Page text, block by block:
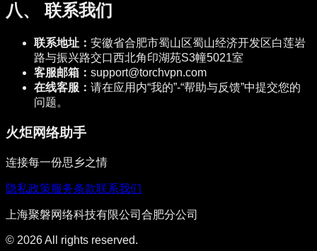
八、 联系我们
联系地址： 安徽省合肥市蜀山区蜀山经济开发区白莲岩
路与振兴路交口西北角印湖苑S3幢5021室
客服邮箱： support@torchvpn.com
在线客服： 请在应用内“我的”-“帮助与反馈”中提交您的
问题。
火炬网络助手
连接每一份思乡之情
隐私政策服务条款联系我们
上海聚磐网络科技有限公司合肥分公司
© 2026All rights reserved.